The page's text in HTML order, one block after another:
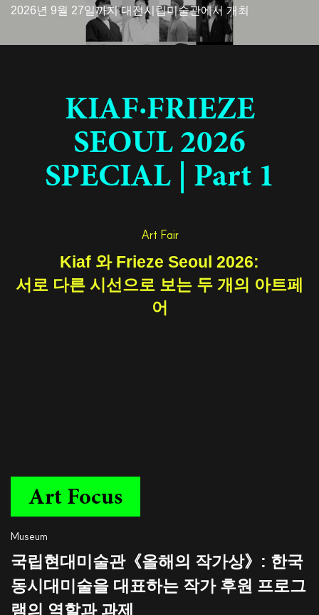
2026년 9월 27일까지 대전시립미술관에서 개최
KIAF·FRIEZE
SEOUL 2026
SPECIAL | Part 1
Art Fair
Kiaf 와 Frieze Seoul 2026:
서로 다른 시선으로 보는 두 개의 아트페
어
Art Focus
Museum
국립현대미술관《올해의 작가상》: 한국
동시대미술을 대표하는 작가 후원 프로그
램의 역할과 과제